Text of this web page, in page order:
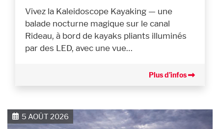
Vivez la Kaleidoscope Kayaking — une
balade nocturne magique sur le canal
Rideau, à bord de kayaks pliants illuminés
par des LED, avec une vue…
Plus d’infos
5 AOÛT 2026